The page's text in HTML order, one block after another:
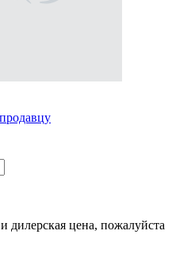
дилерская цена, пожалуйста